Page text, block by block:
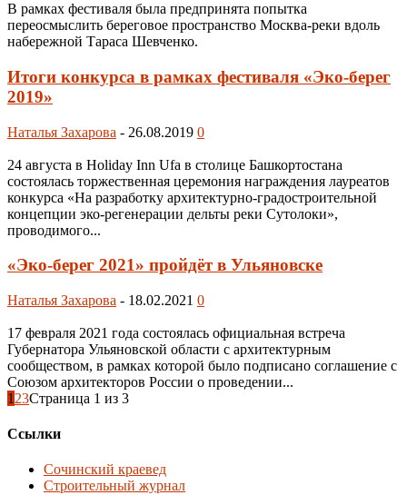
В рамках фестиваля была предпринята попытка
переосмыслить береговое пространство Москва-реки вдоль
набережной Тараса Шевченко.
Итоги конкурса в рамках фестиваля «Эко-берег
2019»
Наталья Захарова - 26.08.2019 0
24 августа в Holiday Inn Ufa в столице Башкортостана
состоялась торжественная церемония награждения лауреатов
конкурса «На разработку архитектурно-градостроительной
концепции эко-регенерации дельты реки Сутолоки»,
проводимого...
«Эко-берег 2021» пройдёт в Ульяновске
Наталья Захарова - 18.02.2021 0
17 февраля 2021 года состоялась официальная встреча
Губернатора Ульяновской области с архитектурным
сообществом, в рамках которой было подписано соглашение с
Союзом архитекторов России о проведении...
1 23Страница 1 из 3
Ссылки
Сочинский краевед
Строительный журнал